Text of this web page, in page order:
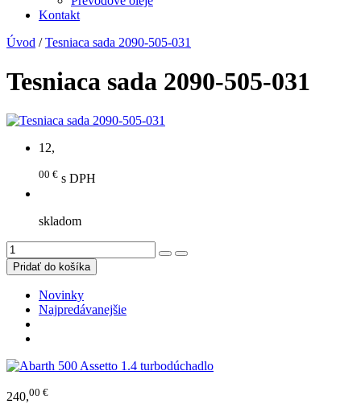
Kontakt
Úvod / Tesniaca sada 2090-505-031
Tesniaca sada 2090-505-031
12,
00 € s DPH
skladom
Novinky
Najpredávanejšie
240,00 €